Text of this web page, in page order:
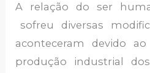
A relação do ser
sofreu diversas
aconteceram devido
produção industrial